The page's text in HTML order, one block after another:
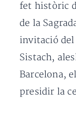
fet històric
de la
invitació
Sistach,
Barcelona,
presidir la